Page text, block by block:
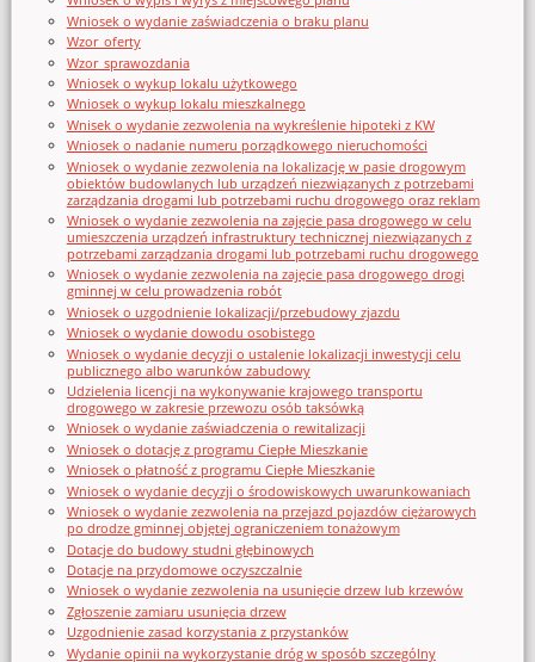
Wniosek o wydanie zaświadczenia o braku planu
Wzor_oferty
Wzor_sprawozdania
Wniosek o wykup lokalu użytkowego
Wniosek o wykup lokalu mieszkalnego
Wnisek o wydanie zezwolenia na wykreślenie hipoteki z KW
Wniosek o nadanie numeru porządkowego nieruchomości
Wniosek o wydanie zezwolenia na lokalizację w pasie drogowym
obiektów budowlanych lub urządzeń niezwiązanych z potrzebami
zarządzania drogami lub potrzebami ruchu drogowego oraz reklam
Wniosek o wydanie zezwolenia na zajęcie pasa drogowego w celu
umieszczenia urządzeń infrastruktury technicznej niezwiązanych z
potrzebami zarządzania drogami lub potrzebami ruchu drogowego
Wniosek o wydanie zezwolenia na zajęcie pasa drogowego drogi
gminnej w celu prowadzenia robót
Wniosek o uzgodnienie lokalizacji/przebudowy zjazdu
Wniosek o wydanie dowodu osobistego
Wniosek o wydanie decyzji o ustalenie lokalizacji inwestycji celu
publicznego albo warunków zabudowy
Udzielenia licencji na wykonywanie krajowego transportu
drogowego w zakresie przewozu osób taksówką
Wniosek o wydanie zaświadczenia o rewitalizacji
Wniosek o dotację z programu Ciepłe Mieszkanie
Wniosek o płatność z programu Ciepłe Mieszkanie
Wniosek o wydanie decyzji o środowiskowych uwarunkowaniach
Wniosek o wydanie zezwolenia na przejazd pojazdów ciężarowych
po drodze gminnej objętej ograniczeniem tonażowym
Dotacje do budowy studni głębinowych
Dotacje na przydomowe oczyszczalnie
Wniosek o wydanie zezwolenia na usunięcie drzew lub krzewów
Zgłoszenie zamiaru usunięcia drzew
Uzgodnienie zasad korzystania z przystanków
Wydanie opinii na wykorzystanie dróg w sposób szczególny